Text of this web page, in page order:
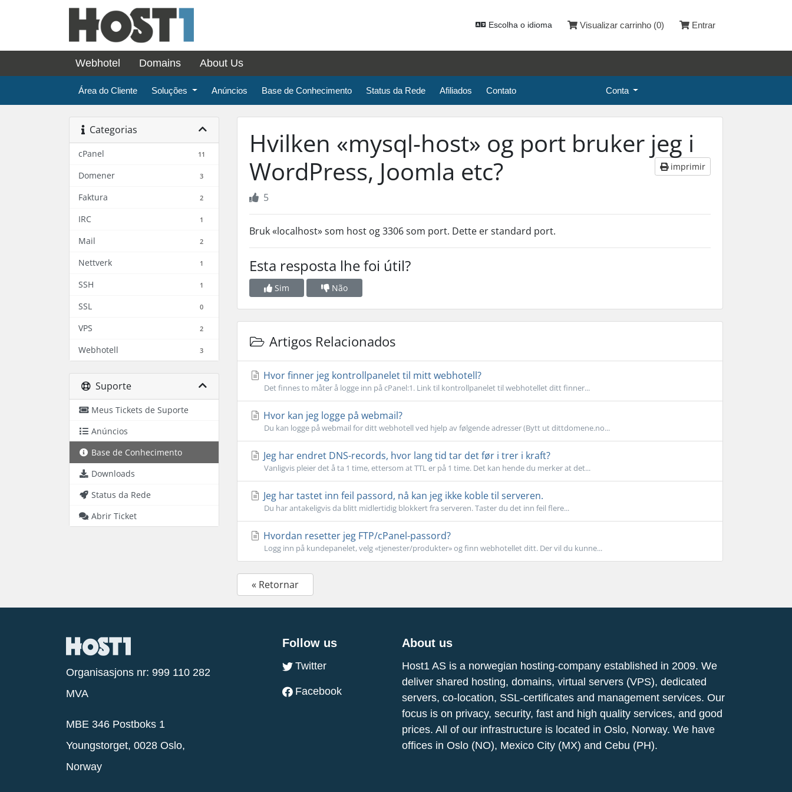
Escolha o idioma Visualizar carrinho (0) Entrar
Webhotel Domains About Us
Área do Cliente Soluções Anúncios Base de Conhecimento Status da Rede Afiliados Contato Conta
Categorias
cPanel 11
Domener 3
Faktura 2
IRC 1
Mail 2
Nettverk 1
SSH 1
SSL 0
VPS 2
Webhotell 3
Suporte
Meus Tickets de Suporte
Anúncios
Base de Conhecimento
Downloads
Status da Rede
Abrir Ticket
Hvilken «mysql-host» og port bruker jeg i
WordPress, Joomla etc?
imprimir
5
Bruk «localhost» som host og 3306 som port. Dette er standard port.
Esta resposta lhe foi útil?
Sim Não
Artigos Relacionados
Hvor finner jeg kontrollpanelet til mitt webhotell?
Det finnes to måter å logge inn på cPanel:1. Link til kontrollpanelet til webhotellet ditt finner...
Hvor kan jeg logge på webmail?
Du kan logge på webmail for ditt webhotell ved hjelp av følgende adresser (Bytt ut dittdomene.no...
Jeg har endret DNS-records, hvor lang tid tar det før i trer i kraft?
Vanligvis pleier det å ta 1 time, ettersom at TTL er på 1 time. Det kan hende du merker at det...
Jeg har tastet inn feil passord, nå kan jeg ikke koble til serveren.
Du har antakeligvis da blitt midlertidig blokkert fra serveren. Taster du det inn feil flere...
Hvordan resetter jeg FTP/cPanel-passord?
Logg inn på kundepanelet, velg «tjenester/produkter» og finn webhotellet ditt. Der vil du kunne...
« Retornar
Organisasjons nr: 999 110 282
MVA
MBE 346 Postboks 1
Youngstorget, 0028 Oslo,
Norway
Follow us
Twitter
Facebook
About us
Host1 AS is a norwegian hosting-company established in 2009. We
deliver shared hosting, domains, virtual servers (VPS), dedicated
servers, co-location, SSL-certificates and management services. Our
focus is on privacy, security, fast and high quality services, and good
prices. All of our infrastructure is located in Oslo, Norway. We have
offices in Oslo (NO), Mexico City (MX) and Cebu (PH).